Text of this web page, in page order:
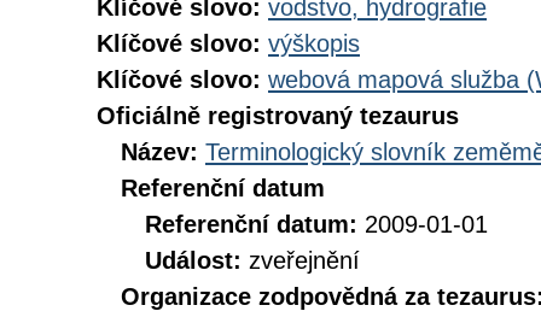
Klíčové slovo: vodstvo, hydrografie
Klíčové slovo: výškopis
Klíčové slovo: webová mapová služba
Oficiálně registrovaný tezaurus
Název: Terminologický slovník
Referenční datum
Referenční datum: 2009-01-01
Událost: zveřejnění
Organizace zodpovědná za